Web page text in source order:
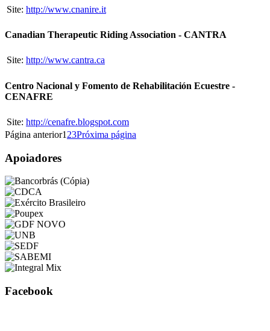
Site: http://www.cnanire.it
Canadian Therapeutic Riding Association - CANTRA
Site: http://www.cantra.ca
Centro Nacional y Fomento de Rehabilitación Ecuestre -
CENAFRE
Site: http://cenafre.blogspot.com
Página anterior1 23Próxima página
Apoiadores
Facebook